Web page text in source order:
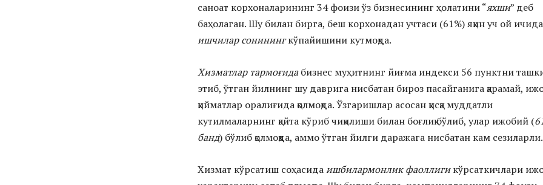
саноат корхоналарининг 34 фоизи ўз бизнесининг ҳолатини “яхши” деб
баҳолаган. Шу билан бирга, беш корхонадан учтаси (61%) яқин уч ой ичида
ишчилар сонинингкўпайишини кутмоқда.
Хизматлар тармоғидабизнес муҳитнинг йиғма индекси 56 пунктни
этиб, ўтган йилнинг шу даврига нисбатан бироз пасайганига қарамай,
қийматлар оралиғида қолмоқда. Ўзгаришлар асосан қисқа муддатли
кутилмаларнинг қайта кўриб чиқилиши билан боғлиқ бўлиб, улар ижобий (
банд) бўлиб қолмоқда, аммо ўтган йилги даражага нисбатан кам сезиларли.
Хизмат кўрсатиш соҳасидаишбилармонлик фаоллигикўрсаткичлари